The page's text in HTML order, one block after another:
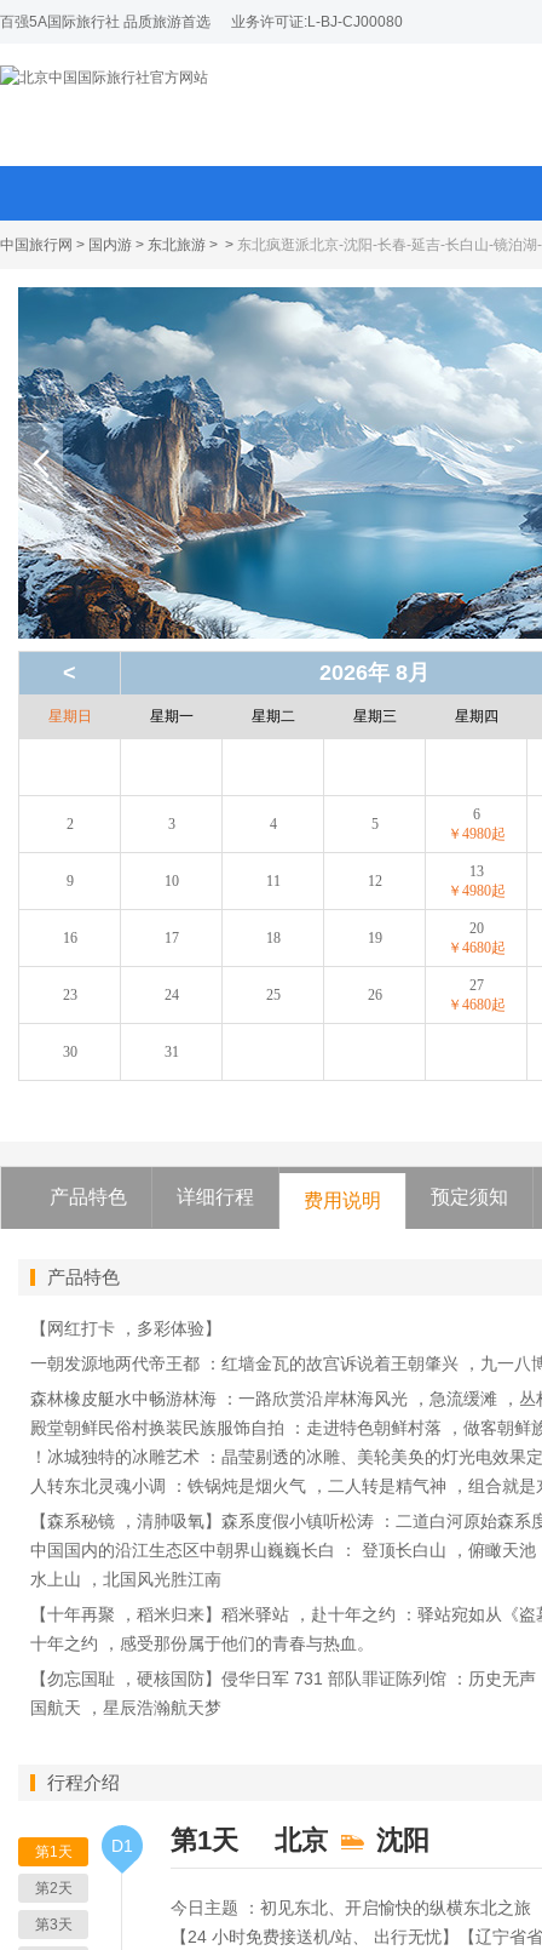
百强5A国际旅行社 品质旅游首选 业务许可证:L-BJ-CJ00080
中国旅行网 > 国内游 > 东北旅游 > > 东北疯逛派北京-沈阳-长春-延吉-长白山-镜泊
< 2026年 8月
星期日 星期一 星期二 星期三 星期四
2 3 4 5
6
￥4980起
9 10 11 12
13
￥4980起
16 17 18 19
20
￥4680起
23 24 25 26
27
￥4680起
30 31
产品特色 详细行程 费用说明 预定须知
产品特色
【网红打卡 ，多彩体验】
一朝发源地两代帝王都 ：红墙金瓦的故宫诉说着王朝肇兴 ，九一
森林橡皮艇水中畅游林海 ：一路欣赏沿岸林海风光 ，急流缓滩 ，
殿堂朝鲜民俗村换装民族服饰自拍 ：走进特色朝鲜村落 ，做客朝
！冰城独特的冰雕艺术 ：晶莹剔透的冰雕、美轮美奂的灯光电效
人转东北灵魂小调 ：铁锅炖是烟火气 ，二人转是精气神 ，组合就是
【森系秘镜 ，清肺吸氧】森系度假小镇听松涛 ：二道白河原始森
中国国内的沿江生态区中朝界山巍巍长白 ： 登顶长白山 ，俯瞰天
水上山 ，北国风光胜江南
【十年再聚 ，稻米归来】稻米驿站 ，赴十年之约 ：驿站宛如从《
十年之约 ，感受那份属于他们的青春与热血。
【勿忘国耻 ，硬核国防】侵华日军 731 部队罪证陈列馆 ：历史无
国航天 ，星辰浩瀚航天梦
行程介绍
第1天
第2天
第3天
D1 第1天 北京 沈阳
今日主题 ：初见东北、开启愉快的纵横东北之旅
【24 小时免费接送机/站、 出行无忧】【辽宁省